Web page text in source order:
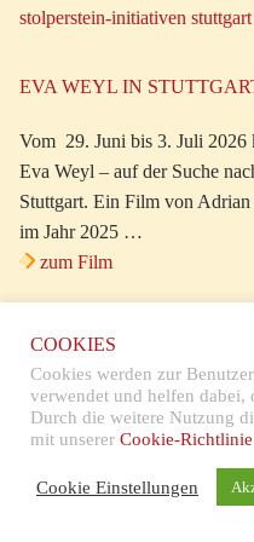
stolperstein-initiativen stuttgart
EVA WEYL IN
Vom 29. Juni bis 3. Juli 2026
Eva Weyl – auf der Suche
Stuttgart. Ein Film von
im Jahr 2025 …
zum Film
… unter diesem Titel stellten
vom 25. Januar 2024 bis
Menschen vor, die von den
COOKIES
Cookies werden zur
verwendet und helfen dabei,
Durch die weitere Nutzung
mit unserer Cookie-Richtlinie
Cookie Einstellungen